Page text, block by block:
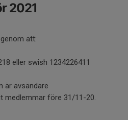
2021
att:
eller swish 1234226411
är avsändare
medlemmar före 31/11-20.